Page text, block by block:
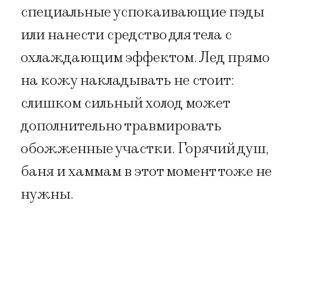
специальные успокаивающие пэды
или нанести средство для тела с
охлаждающим эффектом. Лед прямо
на кожу накладывать не стоит:
слишком сильный холод может
дополнительно травмировать
обожженные участки. Горячий душ,
баня и хаммам в этот момент тоже не
нужны.